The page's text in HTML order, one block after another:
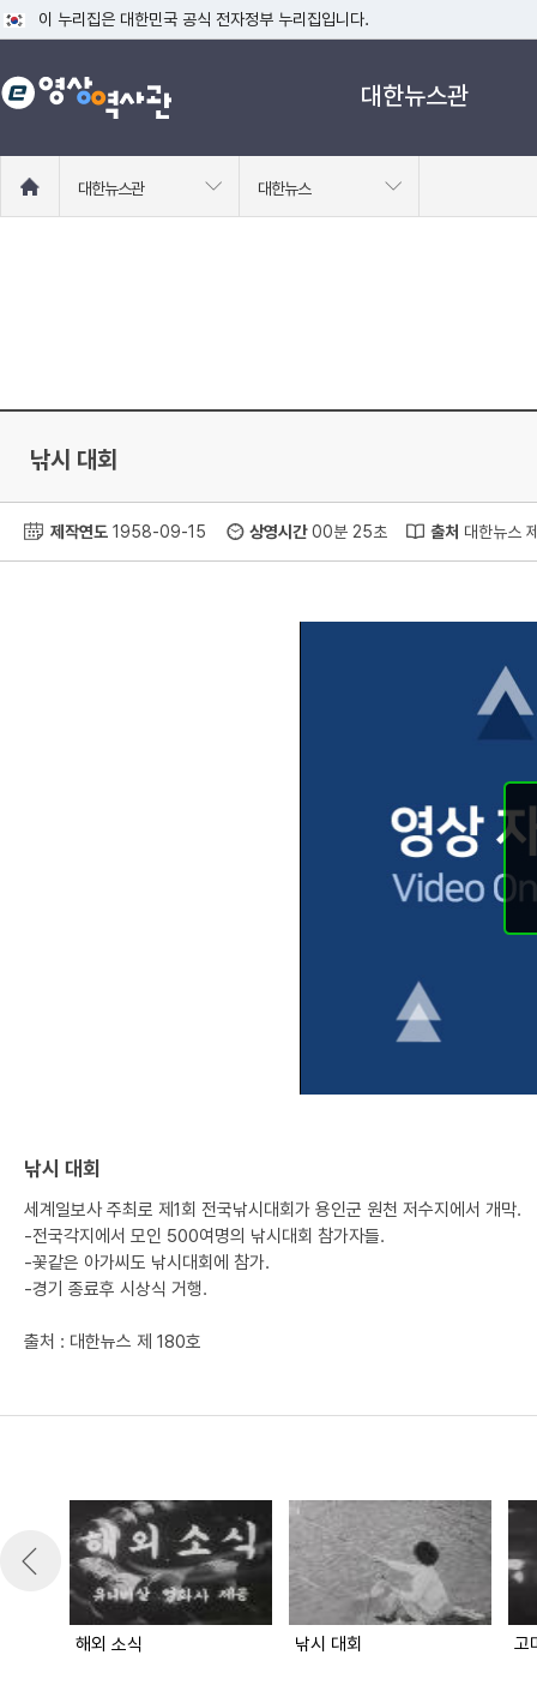
이 누리집은 대한민국 공식 전자정부 누리집입니다.
공식 누리집 주소 확인하기
go.kr 주소를 사용하는 누리집은 대한민국 정부기관이 관리하는 누리집입니
대한뉴스관
로
대한뉴스관 대한뉴스
낚시 대회
제작연도 1958-09-15 상영시간00분 25초 출처 대한뉴스
낚시 대회
세계일보사 주최로 제1회 전국낚시대회가 용인군 원천 저수지에서 개막.
-전국각지에서 모인 500여명의 낚시대회 참가자들.
-꽃같은 아가씨도 낚시대회에 참가.
-경기 종료후 시상식 거행.
출처 : 대한뉴스 제 180호
해외 소식 낚시 대회 고